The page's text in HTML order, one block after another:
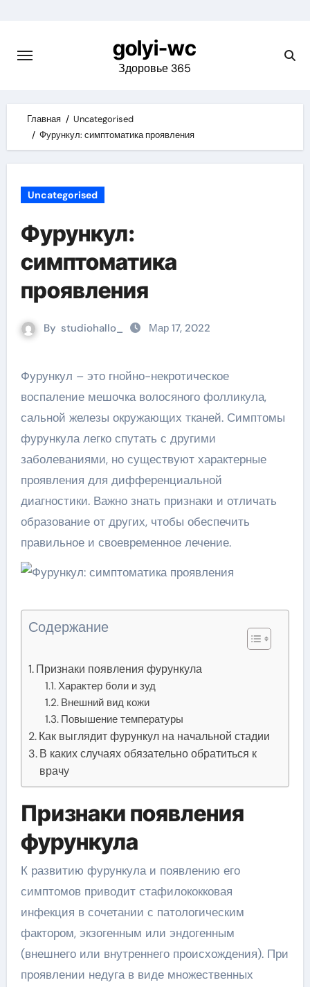
content
golyi-wc
Здоровье 365
Главная
Uncategorised
Фурункул: симптоматика проявления
Uncategorised
Фурункул:
симптоматика
проявления
By studiohallo_ Мар 17, 2022
Фурункул – это гнойно-некротическое
воспаление мешочка волосяного фолликула,
сальной железы окружающих тканей. Симптомы
фурункула легко спутать с другими
заболеваниями, но существуют характерные
проявления для дифференциальной
диагностики. Важно знать признаки и отличать
образование от других, чтобы обеспечить
правильное и своевременное лечение.
Содержание
Признаки появления фурункула
Характер боли и зуд
Внешний вид кожи
Повышение температуры
Как выглядит фурункул на начальной стадии
В каких случаях обязательно обратиться к
врачу
Признаки появления
фурункула
К развитию фурункула и появлению его
симптомов приводит стафилококковая
инфекция в сочетании с патологическим
фактором, экзогенным или эндогенным
(внешнего или внутреннего происхождения). При
проявлении недуга в виде множественных